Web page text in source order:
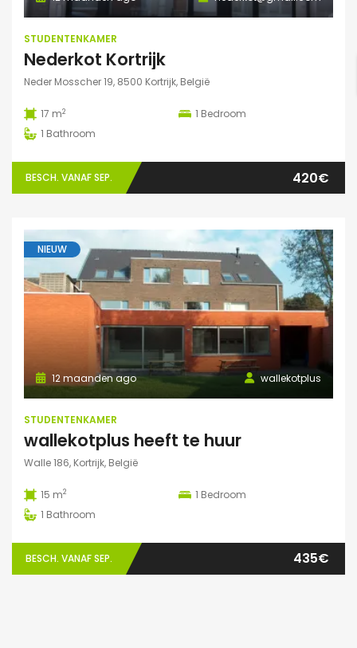
STUDENTENKAMER
Nederkot Kortrijk
Neder Mosscher 19, 8500 Kortrijk, België
17 m2 1 Bedroom
1 Bathroom
BESCH. VANAF SEP. 420€
NIEUW
wallekotplus
12 maanden ago
STUDENTENKAMER
wallekotplus heeft te huur
Walle 186, Kortrijk, België
15 m2 1 Bedroom
1 Bathroom
BESCH. VANAF SEP. 435€